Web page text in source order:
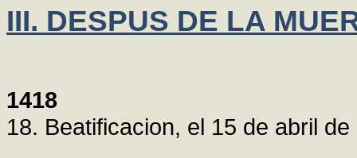
III. DESPUS DE LA
1418
18. Beatificacion, el 15 de abril de